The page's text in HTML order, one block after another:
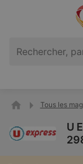
Tous les
U